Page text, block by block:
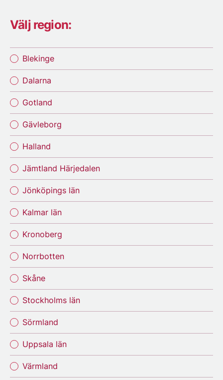
Välj region:
Blekinge
Dalarna
Gotland
Gävleborg
Halland
Jämtland Härjedalen
Jönköpings län
Kalmar län
Kronoberg
Norrbotten
Skåne
Stockholms län
Sörmland
Uppsala län
Värmland